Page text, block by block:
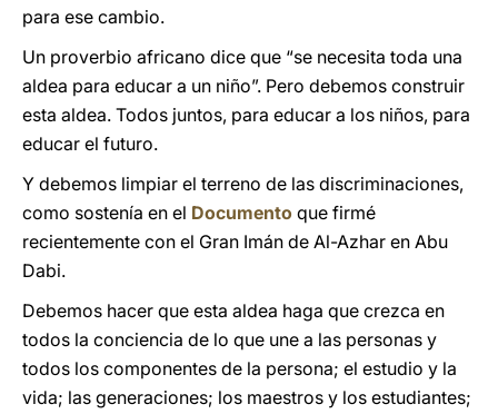
para ese cambio.
Un proverbio africano dice que “se necesita toda una
aldea para educar a un niño”. Pero debemos construir
esta aldea. Todos juntos, para educar a los niños, para
educar el futuro.
Y debemos limpiar el terreno de las discriminaciones,
como sostenía en el Documento que firmé
recientemente con el Gran Imán de Al-Azhar en Abu
Dabi.
Debemos hacer que esta aldea haga que crezca en
todos la conciencia de lo que une a las personas y
todos los componentes de la persona; el estudio y la
vida; las generaciones; los maestros y los estudiantes;